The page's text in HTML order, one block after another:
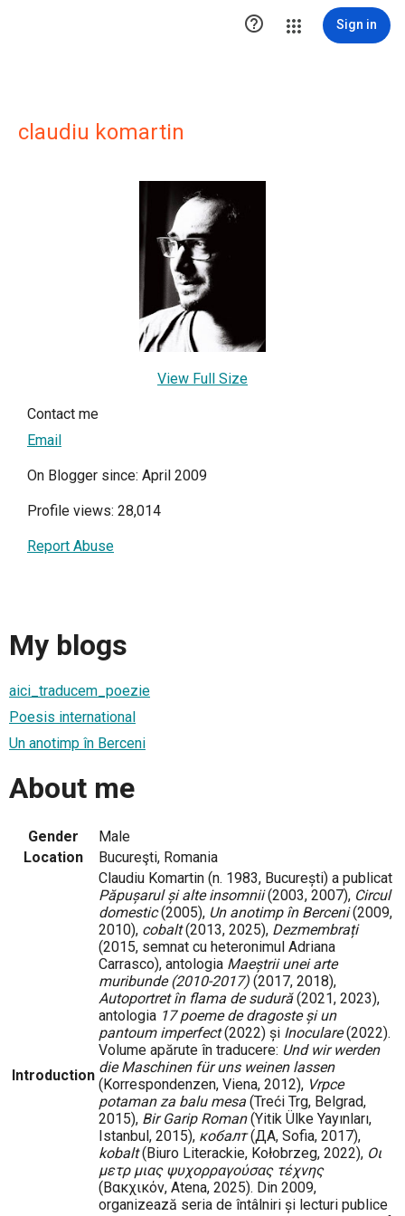
 Sign in
claudiu komartin
View Full Size
Contact me
Email
On Blogger since: April 2009
Profile views: 28,014
Report Abuse
My blogs
aici_traducem_poezie
Poesis international
Un anotimp în Berceni
About me
Gender
Male
Location
Bucureşti, Romania
Introduction
Claudiu Komartin (n. 1983, București) a publicat
Păpușarul și alte insomnii(2003, 2007), Circul
domestic(2005), Un anotimp în Berceni(2009,
2010), cobalt(2013, 2025), Dezmembrați
(2015, semnat cu heteronimul Adriana
Carrasco), antologia Maeștrii unei arte
muribunde (2010-2017) (2017, 2018),
Autoportret în flama de sudură(2021, 2023),
antologia 17 poeme de dragoste și un
pantoum imperfect(2022) și Inoculare(2022).
Volume apărute în traducere: Und wir werden
die Maschinen für uns weinen lassen
(Korrespondenzen, Viena, 2012), Vrpce
potaman za balu mesa (Treći Trg, Belgrad,
2015), Bir Garip Roman(Yitik Ülke Yayınları,
Istanbul, 2015), кобалт(ДА, Sofia, 2017),
kobalt(Biuro Literackie, Kołobrzeg, 2022), Οι
μετρ μιας ψυχορραγούσας τέχνης
(Βακχικόν, Atena, 2025). Din 2009,
organizează seria de întâlniri și lecturi publice